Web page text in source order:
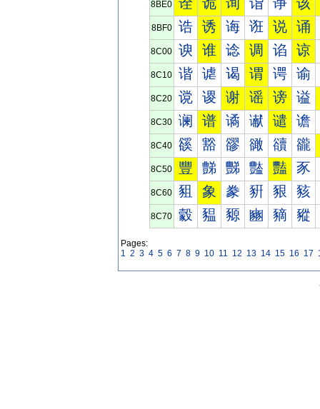
8BE0
8BF0 诰 诱 诲 诳 说 诵
8C00 谀 谁 谂 调 谄 谅
8C10 谐 谑 谒 谓 谔 谕
8C20 谠 谡 谢 谣 谤 谥
8C30 谰 谱 谲 谳 谴 谵
8C40 豀 豁 豂 豃 豄 豅
8C50 豐 豑 豒 豓 豔 豕
8C60 豠 象 豢 豣 豤 豥
8C70 豰 豱 豲 豳 豴 豵
Pages:
1 2 3 4 5 6 7 8 9 10 11 12 13 14 15 16 17